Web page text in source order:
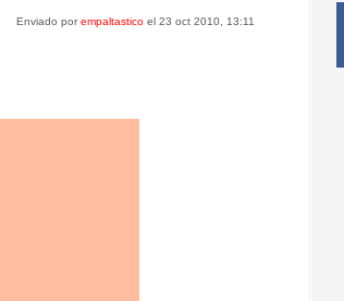
Enviado porempaltastico el 23 oct 2010, 13:11